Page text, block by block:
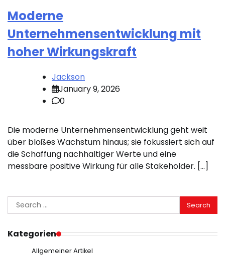
Moderne
Unternehmensentwicklung mit
hoher Wirkungskraft
Jackson
January 9, 2026
0
Die moderne Unternehmensentwicklung geht weit
über bloßes Wachstum hinaus; sie fokussiert sich auf
die Schaffung nachhaltiger Werte und eine
messbare positive Wirkung für alle Stakeholder. […]
Search
for:
Kategorien
Allgemeiner Artikel